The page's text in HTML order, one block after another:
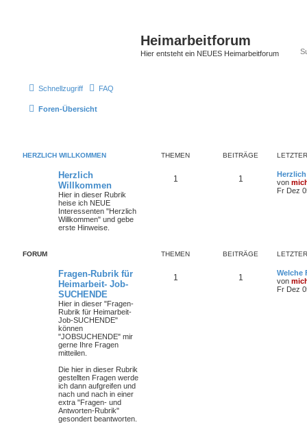
Heimarbeitforum
Hier entsteht ein NEUES Heimarbeitforum
Schnellzugriff FAQ
Foren-Übersicht
HERZLICH WILLKOMMEN THEMEN BEITRÄGE
Herzlich
Willkommen
Hier in dieser Rubrik
heise ich NEUE
Interessenten "Herzlich
Willkommen" und gebe
erste Hinweise.
1 1
von
Fr Dez
FORUM THEMEN BEITRÄGE
Fragen-Rubrik für
Heimarbeit- Job-
SUCHENDE
Hier in dieser "Fragen-
Rubrik für Heimarbeit-
Job-SUCHENDE"
können
"JOBSUCHENDE" mir
gerne Ihre Fragen
mitteilen.
Die hier in dieser Rubrik
gestellten Fragen werde
ich dann aufgreifen und
nach und nach in einer
extra "Fragen- und
Antworten-Rubrik"
gesondert beantworten.
1 1
Welche
von
Fr Dez